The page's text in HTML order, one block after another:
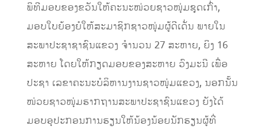
ພິທີມອບຂອງຂວັນໃຫ້ຄະນະໜ່ວຍຊາວໜຸ່ມຊຸດເກົ່າ,
ມອບໃບຍ້ອງຍໍໃຫ້ສະມາຊິກຊາວໜຸ່ມຜູ້ດີເດັ່ນ ພາຍໃນ
ສະພາປະຊາຊາຊົນແຂວງ ຈຳນວນ 27 ສະຫາຍ, ຍິງ 16
ສະຫາຍ ໂດຍໃຫ້ກຽດມອບຂອງສະຫາຍ ວົງມະນີ ເພື່ອ
ປະຊາ ເລຂາຄະນະບໍລິຫານງານຊາວໜຸ່ມແຂວງ, ນອກນັ້ນ
ໜ່ວຍຊາວໜຸ່ມຮາກຖານສະພາປະຊາຊົນແຂວງ ຍັງໄດ້
ມອບອຸປະກອນການຮຽນໃຫ້ນ້ອງນ້ອຍນັກຮຽນຜູ້ທີ່